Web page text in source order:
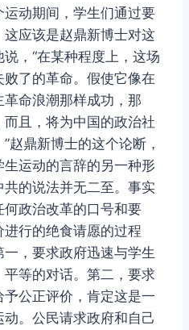
动期间，学生们通过要
应该是赵鼎新博士对这
，“在某种程度上，这场
了的革命。假使它像在
命浪潮那样成功，那
且，将为中国的政治社
赵鼎新博士的这个论断，
运动的言辞的另一种形
的说法并无二至。事实
何政治改革的口号和要
行的绝食请愿的过程
，要求政府迅速与学生
等的对话。第二，要求
公正评价，肯定这是一
。公民请求政府和自己